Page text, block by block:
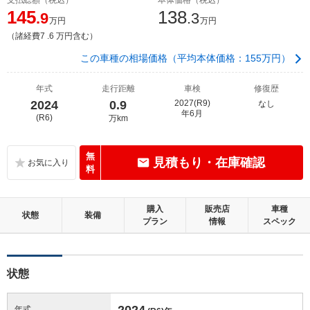
145.9万円
（諸経費7 .6 万円含む）
138.3万円
この車種の相場価格（平均本体価格：155万円）
年式
2024
(R6)
走行距離
0.9
万km
車検
2027(R9)
年6月
修復歴
なし
無
料
見積もり・在庫確認
状態 装備
購入
プラン
販売店
情報
車種
スペック
状態